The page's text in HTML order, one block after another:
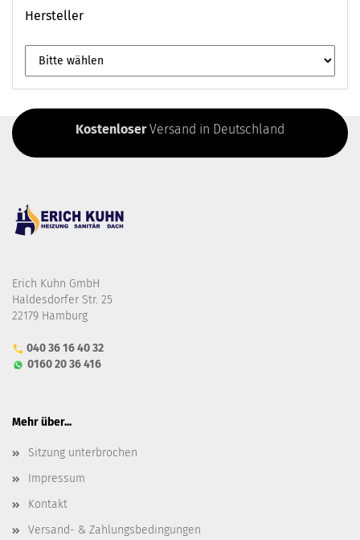
Hersteller
KostenloserVersand in Deutschland
Erich Kuhn GmbH
Haldesdorfer Str. 25
22179 Hamburg
040 36 16 40 32
0160 20 36 416
Mehr über...
Sitzung unterbrochen
Impressum
Kontakt
Versand- & Zahlungsbedingungen